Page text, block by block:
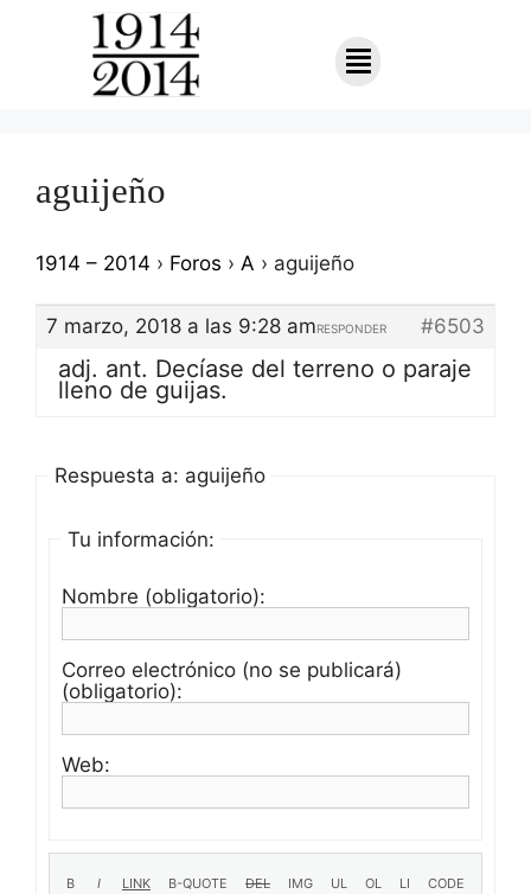
aguijeño
1914 – 2014 › Foros › A › aguijeño
7 marzo, 2018 a las 9:28 am #6503
RESPONDER
adj. ant. Decíase del terreno o paraje
lleno de guijas.
Respuesta a: aguijeño
Tu información:
Nombre (obligatorio):
Correo electrónico (no se publicará)
(obligatorio):
Web: